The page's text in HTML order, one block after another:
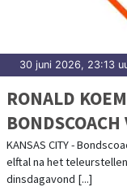
30 juni 2026, 23:13
RONALD
KANSAS CITY -
elftal na het
dinsdagavond [...]